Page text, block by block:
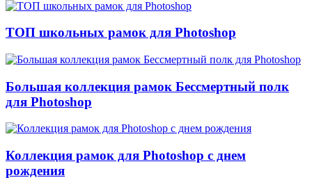
ТОП школьных рамок для Photoshop
Большая коллекция рамок Бессмертный полк
для Photoshop
Коллекция рамок для Photoshop с днем
рождения